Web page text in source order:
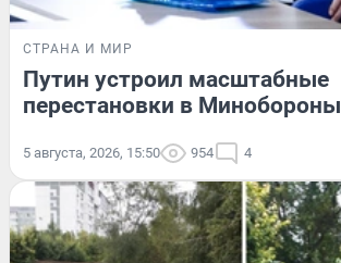
СТРАНА И МИР
Путин устроил масштабные
перестановки в Минобороны
5 августа, 2026, 15:50 954 4